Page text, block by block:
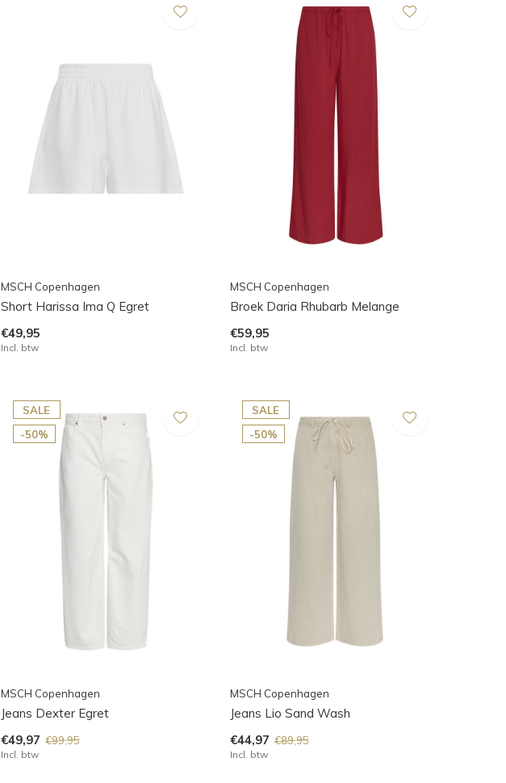
MSCH Copenhagen
Short Harissa Ima Q Egret
€49,95
Incl. btw
MSCH Copenhagen
Broek Daria Rhubarb Melange
€59,95
Incl. btw
SALE
-50%
MSCH Copenhagen
Jeans Dexter Egret
€49,97 €99,95
Incl. btw
SALE
-50%
MSCH Copenhagen
Jeans Lio Sand Wash
€44,97 €89,95
Incl. btw